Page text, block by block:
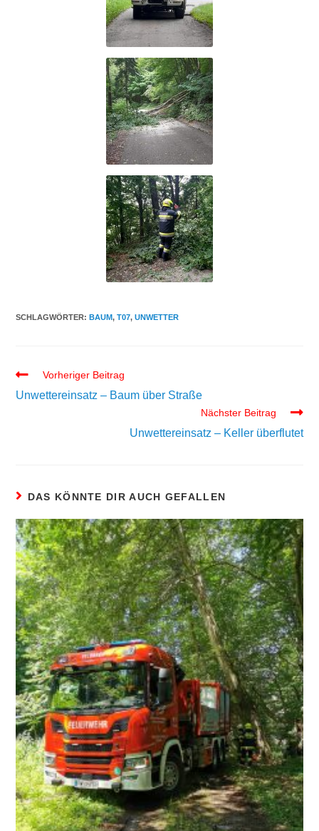
SCHLAGWÖRTER:BAUM, T07, UNWETTER
Vorheriger Beitrag
Unwettereinsatz – Baum über Straße
Nächster Beitrag
Unwettereinsatz – Keller überflutet
DAS KÖNNTE DIR AUCH GEFALLEN